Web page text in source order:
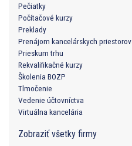
Pečiatky
Počítačové kurzy
Preklady
Prenájom kancelárskych priestorov
Prieskum trhu
Rekvalifikačné kurzy
Školenia BOZP
Tlmočenie
Vedenie účtovníctva
Virtuálna kancelária
Zobraziť všetky firmy